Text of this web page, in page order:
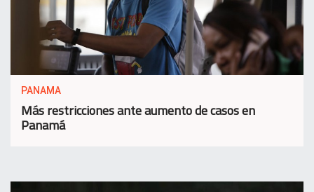
PANAMA
Más restricciones ante aumento de casos en
Panamá